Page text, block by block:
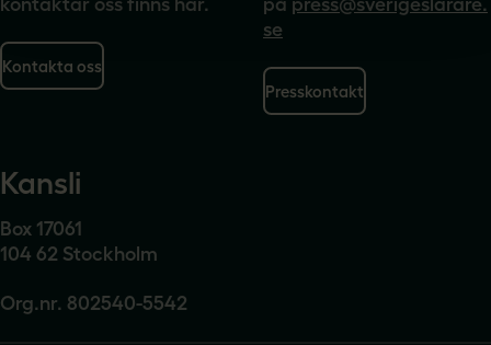
Kontakta oss
se
Presskontakt
Kansli
Box 17061
104 62 Stockholm
Org.nr. 802540-5542